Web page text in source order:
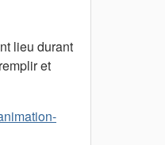
lieu durant
et